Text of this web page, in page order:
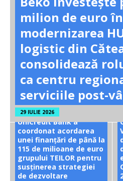
milion de euro în
modernizarea
logistic din
consolidează
ca centru
serviciile post-
29 IULIE 2026
UniCredit Bank a
coordonat acordarea
unei finanțări de până la
115 de milioane de euro
grupului TEILOR pentru
susținerea strategiei
de dezvoltare